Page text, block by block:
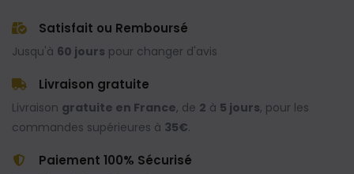
Satisfait ou Remboursé
Jusqu'à 60 jours pour changer d'avis
Livraison gratuite
Livraison gratuite en France, de 2 à 5 jours, pour les
commandes supérieures à 35€.
Paiement 100% Sécurisé